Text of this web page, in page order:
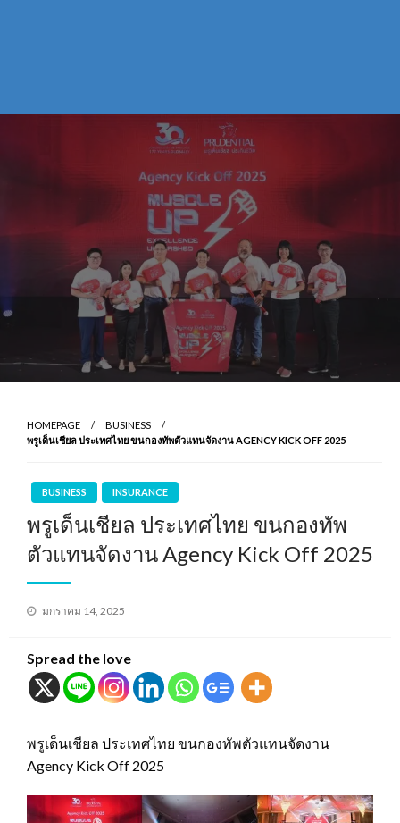
HOMEPAGE
BUSINESS
พรูเด็นเชียล ประเทศไทย ขนกองทัพตัวแทนจัดงาน AGENCY KICK OFF 2025
BUSINESS INSURANCE
พรูเด็นเชียล ประเทศไทย ขนกองทัพ
ตัวแทนจัดงาน Agency Kick Off 2025
Posted
มกราคม 14, 2025
Spread the love
พรูเด็นเชียล ประเทศไทย ขนกองทัพตัวแทนจัดงาน
Agency Kick Off 2025